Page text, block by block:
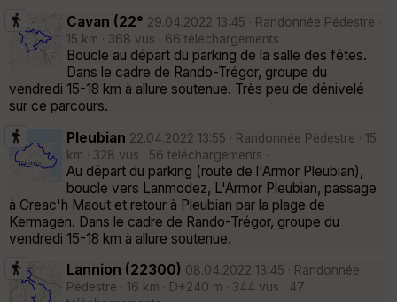
Cavan (22° 29.04.2022 13:45 · Randonnée Pédestre ·
15 km · 368 vus · 66 téléchargements ·
Boucle au départ du parking de la salle des fêtes.
Dans le cadre de Rando-Trégor, groupe du
vendredi 15-18 km à allure soutenue. Très peu de dénivelé
sur ce parcours.
Pleubian 22.04.2022 13:55 · Randonnée Pédestre · 15
km · 328 vus · 56 téléchargements ·
Au départ du parking (route de l'Armor Pleubian),
boucle vers Lanmodez, L'Armor Pleubian, passage
à Creac'h Maout et retour à Pleubian par la plage de
Kermagen. Dans le cadre de Rando-Trégor, groupe du
vendredi 15-18 km à allure soutenue.
Lannion (22300) 08.04.2022 13:45 · Randonnée
Pédestre · 16 km · D+240 m · 344 vus · 47